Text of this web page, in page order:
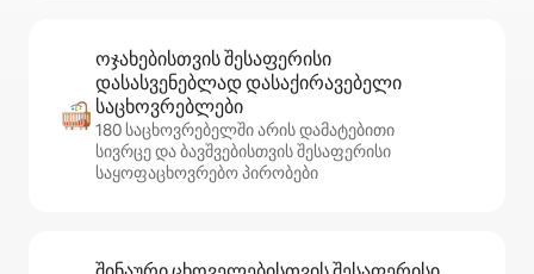
ოჯახებისთვის შესაფერისი
დასასვენებლად დასაქირავებელი
საცხოვრებლები
180 საცხოვრებელში არის დამატებითი
სივრცე და ბავშვებისთვის შესაფერისი
საყოფაცხოვრებო პირობები